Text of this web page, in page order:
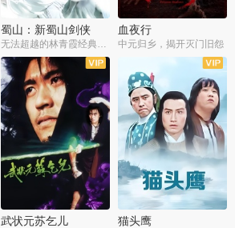
蜀山：新蜀山剑侠
无法超越的林青霞经典角色
血夜行
中元归乡，揭开灭门旧怨
武状元苏乞儿 猫头鹰